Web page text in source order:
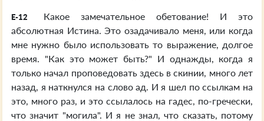
E-12
Какое замечательное обетование! И это
абсолютная Истина. Это озадачивало меня, или когда
мне нужно было использовать то выражение, долгое
время. "Как это может быть?" И однажды, когда я
только начал проповедовать здесь в скинии, много лет
назад, я наткнулся на слово ад. И я шел по ссылкам на
это, много раз, и это ссылалось на гадес, по-гречески,
что значит "могила". И я не знал, что сказать, потому